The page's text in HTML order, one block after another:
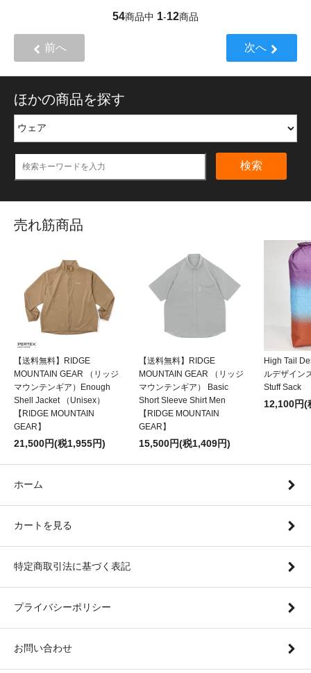
54商品中 1-12商品
前へ 次へ
ほかの商品を探す
検索
売れ筋商品
【送料無料】RIDGE
MOUNTAIN GEAR （リッジ
マウンテンギア）Enough
Shell Jacket （Unisex）
【RIDGE MOUNTAIN
GEAR】
21,500円(税1,955円)
【送料無料】RIDGE
MOUNTAIN GEAR （リッジ
マウンテンギア） Basic
Short Sleeve Shirt Men
【RIDGE MOUNTAIN
GEAR】
15,500円(税1,409円)
High Tail
ルデザイン
Stuff Sack
12,100円(
ホーム
カートを見る
特定商取引法に基づく表記
プライバシーポリシー
お問い合わせ